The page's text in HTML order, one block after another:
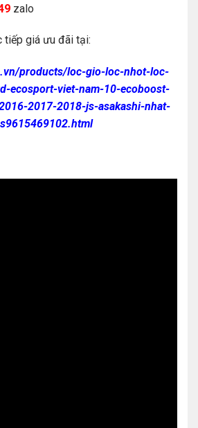
zalo
tiếp giá ưu đãi tại:
products/loc-gio-loc-nhot-loc-
ecosport-viet-nam-10-ecoboost-
2017-2018-js-asakashi-nhat-